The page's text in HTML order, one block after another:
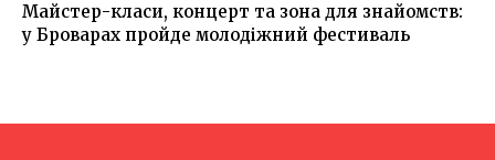
Майстер-класи, концерт та зона для знайомств:
у Броварах пройде молодіжний фестиваль